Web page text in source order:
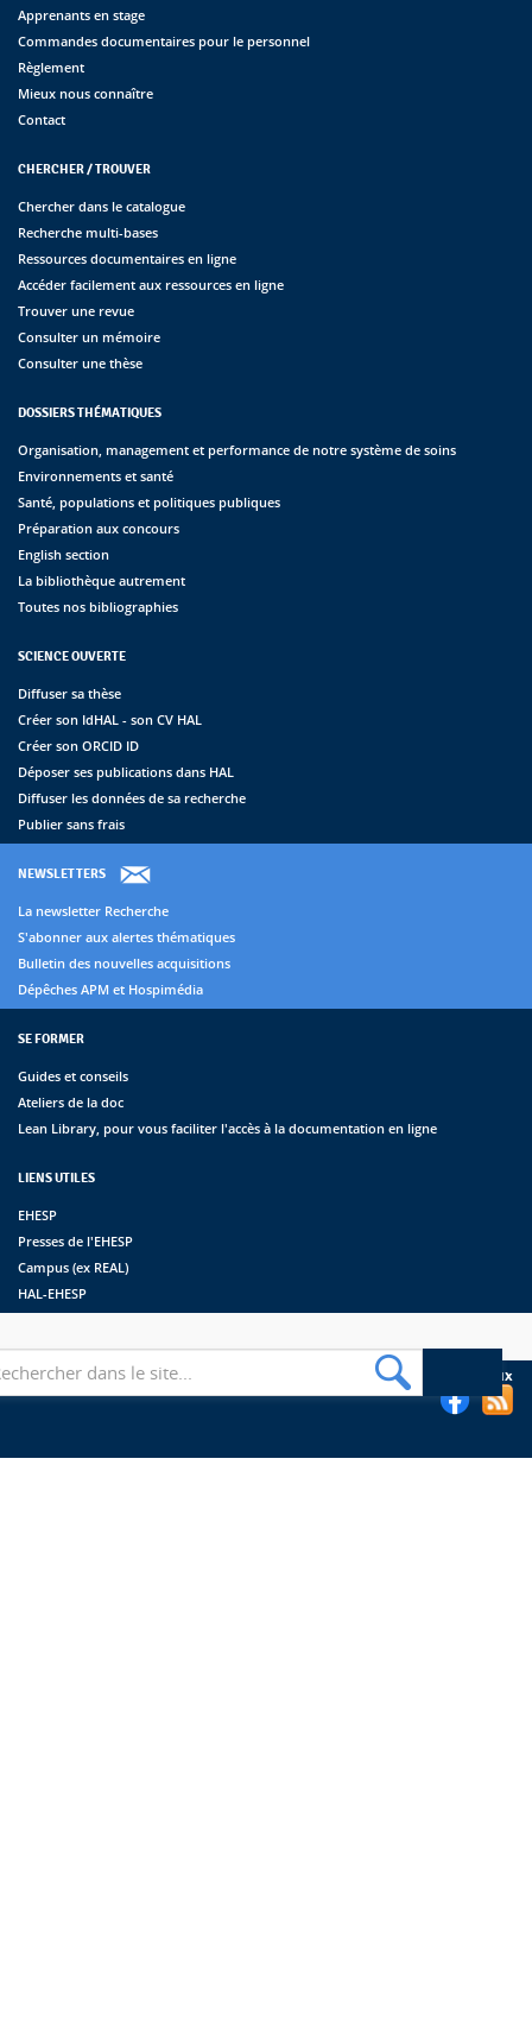
Apprenants en stage
Commandes documentaires pour le personnel
Règlement
Mieux nous connaître
Contact
CHERCHER / TROUVER
Chercher dans le catalogue
Recherche multi-bases
Ressources documentaires en ligne
Accéder facilement aux ressources en ligne
Trouver une revue
Consulter un mémoire
Consulter une thèse
DOSSIERS THÉMATIQUES
Organisation, management et performance de notre système de soins
Environnements et santé
Santé, populations et politiques publiques
Préparation aux concours
English section
La bibliothèque autrement
Toutes nos bibliographies
SCIENCE OUVERTE
Diffuser sa thèse
Créer son IdHAL - son CV HAL
Créer son ORCID ID
Déposer ses publications dans HAL
Diffuser les données de sa recherche
Publier sans frais
NEWSLETTERS
La newsletter Recherche
S'abonner aux alertes thématiques
Bulletin des nouvelles acquisitions
Dépêches APM et Hospimédia
SE FORMER
Guides et conseils
Ateliers de la doc
Lean Library, pour vous faciliter l'accès à la documentation en ligne
LIENS UTILES
EHESP
Presses de l'EHESP
Campus (ex REAL)
HAL-EHESP
Suivez les bibliothèques de l'EHESP sur les réseaux sociaux